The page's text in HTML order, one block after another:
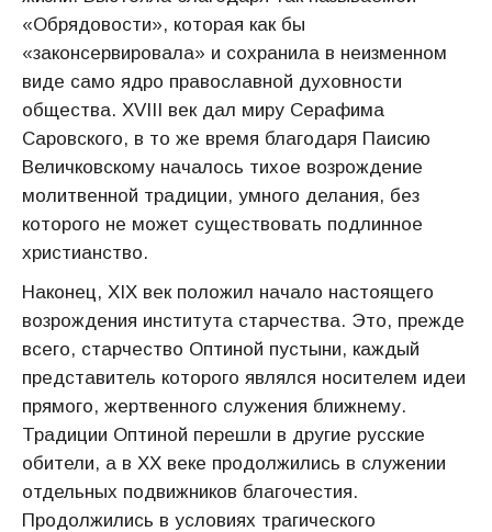
«Обрядовости», которая как бы
«законсервировала» и сохранила в неизменном
виде само ядро православной духовности
общества. ХVIII век дал миру Серафима
Саровского, в то же время благодаря Паисию
Величковскому началось тихое возрождение
молитвенной традиции, умного делания, без
которого не может существовать подлинное
христианство.
Наконец, XIX век положил начало настоящего
возрождения института старчества. Это, прежде
всего, старчество Оптиной пустыни, каждый
представитель которого являлся носителем идеи
прямого, жертвенного служения ближнему.
Традиции Оптиной перешли в другие русские
обители, а в XX веке продолжились в служении
отдельных подвижников благочестия.
Продолжились в условиях трагического